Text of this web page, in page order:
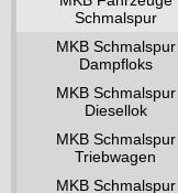
Schmalspur
MKB Schmalspur
Dampfloks
MKB Schmalspur
Diesellok
MKB Schmalspur
Triebwagen
MKB Schmalspur